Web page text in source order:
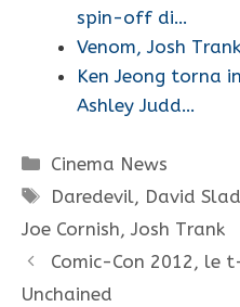
spin-off di…
Venom, Josh
Ken Jeong torna
Ashley Judd…
Categorie
Cinema News
Tag
Daredevil, David
Joe Cornish, Josh Trank
Comic-Con 2012, le
Unchained